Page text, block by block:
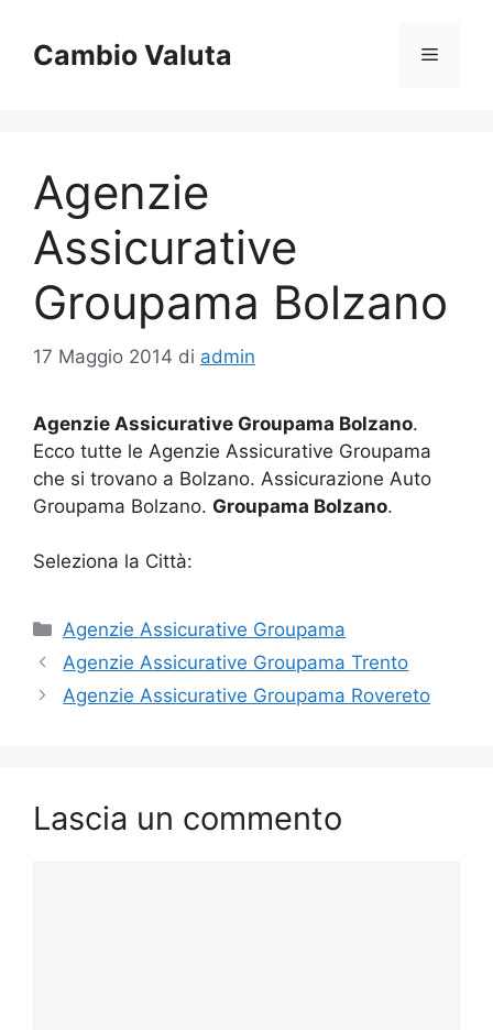
contenuto
Cambio Valuta Menu
Agenzie
Assicurative
Groupama Bolzano
17 Maggio 2014 di admin
Agenzie Assicurative Groupama Bolzano.
Ecco tutte le Agenzie Assicurative Groupama
che si trovano a Bolzano. Assicurazione Auto
Groupama Bolzano. Groupama Bolzano.
Seleziona la Città:
Categorie
Agenzie Assicurative Groupama
Agenzie Assicurative Groupama Trento
Agenzie Assicurative Groupama Rovereto
Lascia un commento